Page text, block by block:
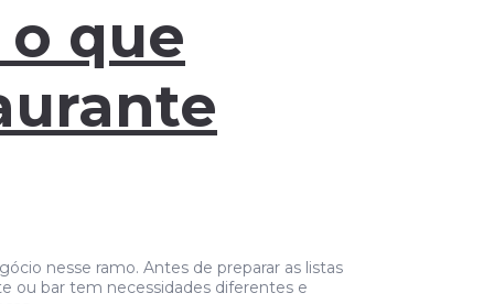
que
nesse ramo. Antes de preparar as listas
ou bar tem necessidades diferentes e